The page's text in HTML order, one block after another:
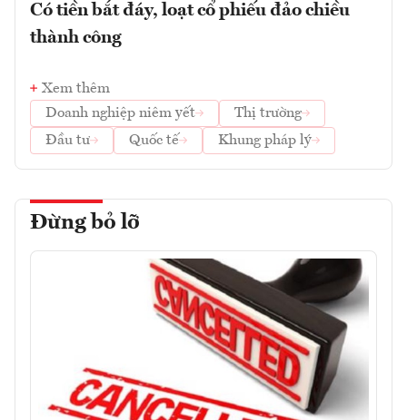
Có tiền bắt đáy, loạt cổ phiếu đảo chiều
thành công
Xem thêm
Doanh nghiệp niêm yết
Thị trường
Đầu tư
Quốc tế Khung pháp lý
Đừng bỏ lỡ